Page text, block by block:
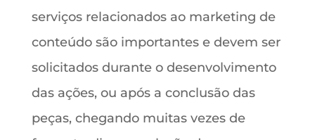
serviços relacionados ao marketing de
conteúdo são importantes e devem ser
solicitados durante o desenvolvimento
das ações, ou após a conclusão das
peças, chegando muitas vezes de